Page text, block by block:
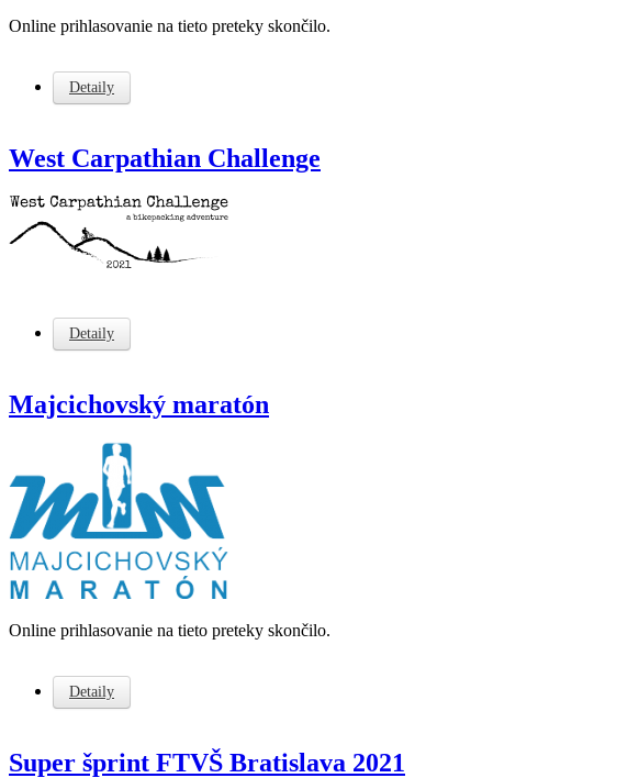
Online prihlasovanie na tieto preteky skončilo.
Detaily
West Carpathian Challenge
Detaily
Majcichovský maratón
Online prihlasovanie na tieto preteky skončilo.
Detaily
Super šprint FTVŠ Bratislava 2021